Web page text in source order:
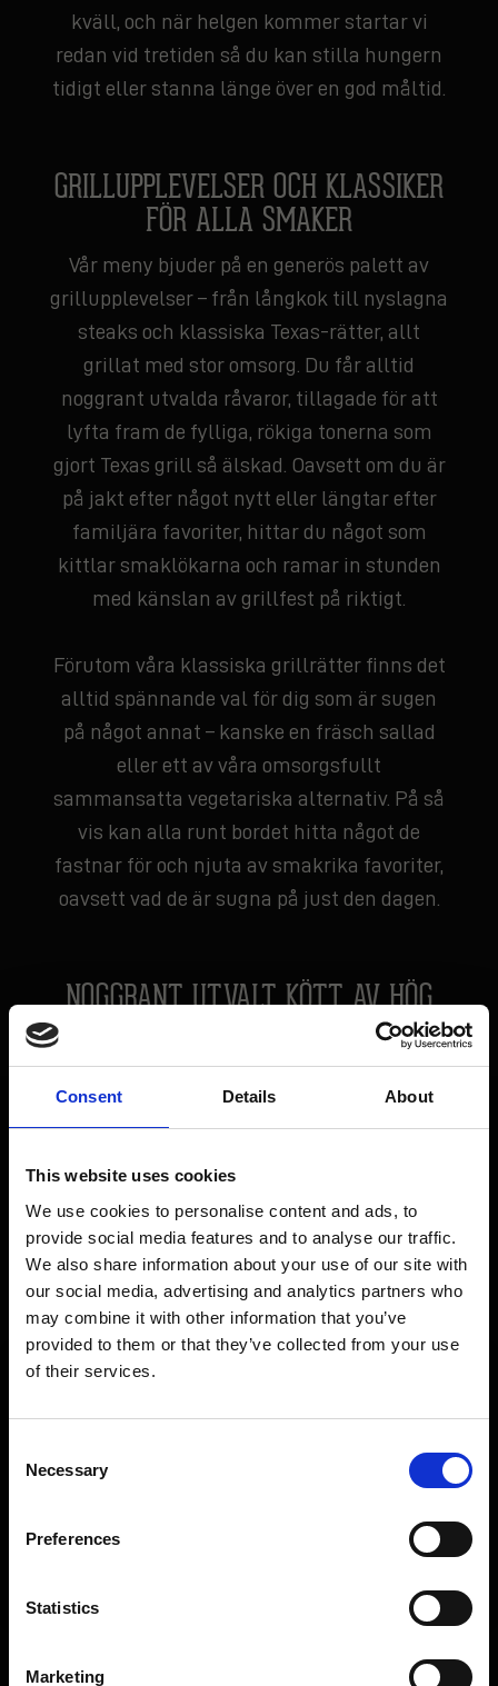
Consent Details About
This website uses cookies
We use cookies to personalise content and ads, to
provide social media features and to analyse our traffic.
We also share information about your use of our site with
our social media, advertising and analytics partners who
may combine it with other information that you’ve
provided to them or that they’ve collected from your use
of their services.
Selection
Necessary
Preferences
Statistics
Marketing
kväll, och när helgen kommer startar vi
redan vid tretiden så du kan stilla hungern
tidigt eller stanna länge över en god måltid.
GRILLUPPLEVELSER OCH KLASSIKER
FÖR ALLA SMAKER
Vår meny bjuder på en generös palett av
grillupplevelser – från långkok till nyslagna
steaks och klassiska Texas-rätter, allt
grillat med stor omsorg. Du får alltid
noggrant utvalda råvaror, tillagade för att
lyfta fram de fylliga, rökiga tonerna som
gjort Texas grill så älskad. Oavsett om du är
på jakt efter något nytt eller längtar efter
familjära favoriter, hittar du något som
kittlar smaklökarna och ramar in stunden
med känslan av grillfest på riktigt.
Förutom våra klassiska grillrätter finns det
alltid spännande val för dig som är sugen
på något annat – kanske en fräsch sallad
eller ett av våra omsorgsfullt
sammansatta vegetariska alternativ. På så
vis kan alla runt bordet hitta något de
fastnar för och njuta av smakrika favoriter,
oavsett vad de är sugna på just den dagen.
NOGGRANT UTVALT KÖTT AV HÖG
fint svenskt nötkött från gårdar där kvalitet
kockar hanterar varje råvara med både
respekt och stor kunnighet, och ser till att
varje bit blir precis så smakrik och mör som
den ska. Oavsett om vi kryddar med
klassiska Texas-blandningar eller blandar
in något lokalt från trakten kan du lita på
att det du får på tallriken håller högsta
BESTÄLL TAKE AWAY OCH NJUT AV
Känner du för att njuta av maten hemma,